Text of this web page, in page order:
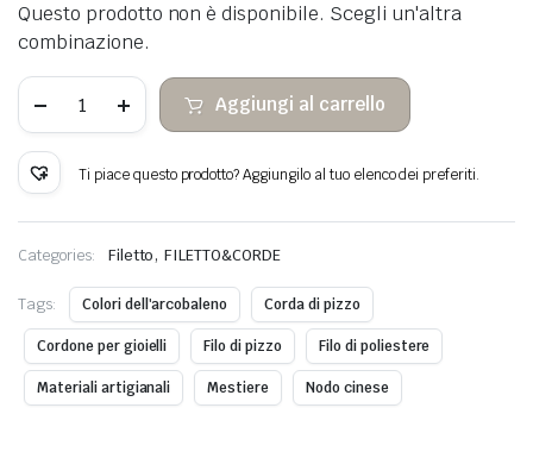
Questo prodotto non è disponibile. Scegli un'altra
combinazione.
poliestere
colorati
quantità
Aggiungi al carrello
Ti piace questo prodotto? Aggiungilo al tuo elenco dei preferiti.
Categories: Filetto,FILETTO&CORDE
Tags: Colori dell'arcobaleno Corda di pizzo
Cordone per gioielli Filo di pizzo Filo di poliestere
Materiali artigianali Mestiere Nodo cinese